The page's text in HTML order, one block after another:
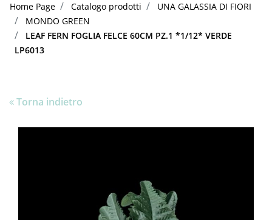
Home Page Catalogo prodotti
UNA GALASSIA DI FIORI
MONDO GREEN
LEAF FERN FOGLIA FELCE 60CM PZ.1 *1/12* VERDE
LP6013
Torna indietro